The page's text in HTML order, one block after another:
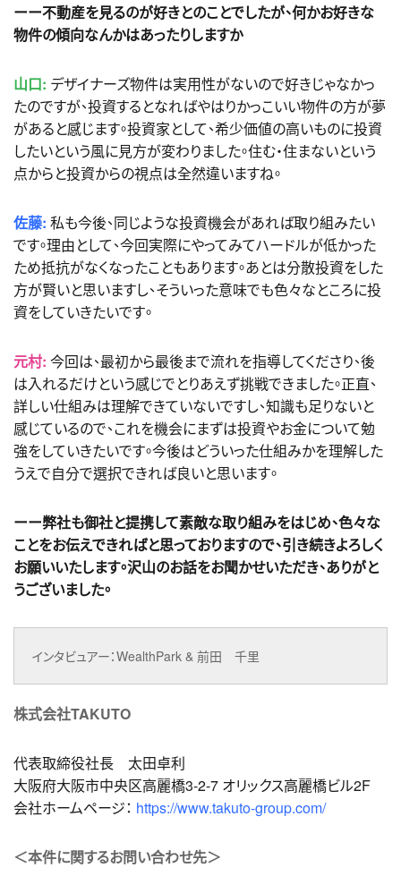
ーー不動産を見るのが好きとのことでしたが、何かお好きな
物件の傾向なんかはあったりしますか
山口: デザイナーズ物件は実用性がないので好きじゃなかっ
たのですが、投資するとなればやはりかっこいい物件の方が夢
があると感じます。投資家として、希少価値の高いものに投資
したいという風に見方が変わりました。住む・住まないという
点からと投資からの視点は全然違いますね。
佐藤: 私も今後、同じような投資機会があれば取り組みたい
です。理由として、今回実際にやってみてハードルが低かった
ため抵抗がなくなったこともあります。あとは分散投資をした
方が賢いと思いますし、そういった意味でも色々なところに投
資をしていきたいです。
元村: 今回は、最初から最後まで流れを指導してくださり、後
は入れるだけという感じでとりあえず挑戦できました。正直、
詳しい仕組みは理解できていないですし、知識も足りないと
感じているので、これを機会にまずは投資やお金について勉
強をしていきたいです。今後はどういった仕組みかを理解した
うえで自分で選択できれば良いと思います。
ーー弊社も御社と提携して素敵な取り組みをはじめ、色々な
ことをお伝えできればと思っておりますので、引き続きよろしく
お願いいたします。沢山のお話をお聞かせいただき、ありがと
うございました。
インタビュアー：WealthPark & 前田 千里
株式会社TAKUTO
代表取締役社長 太田卓利
大阪府大阪市中央区高麗橋3-2-7 オリックス高麗橋ビル2F
会社ホームページ： https://www.takuto-group.com/
＜本件に関するお問い合わせ先＞